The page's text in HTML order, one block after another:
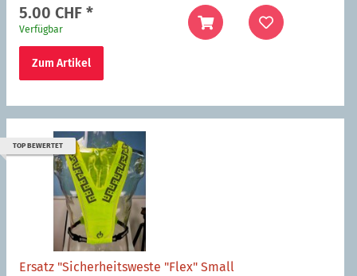
5.00 CHF *
Verfügbar
Zum Artikel
TOP BEWERTET
Ersatz "Sicherheitsweste "Flex" Small